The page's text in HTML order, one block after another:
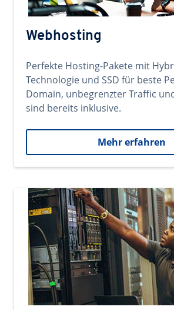
Webhosting
Perfekte Hosting-Pakete mit
Technologie und SSD für beste
Domain, unbegrenzter Traffic
sind bereits inklusive.
Mehr erfahren